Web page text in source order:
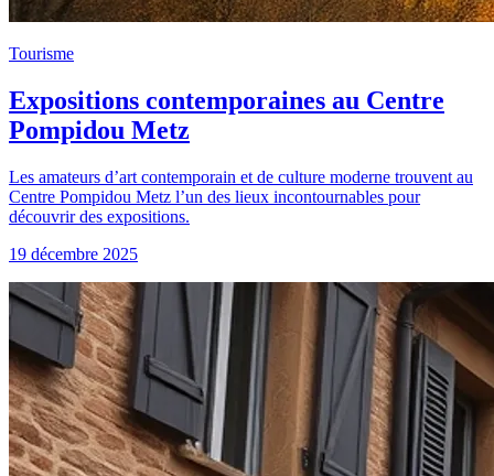
Tourisme
Expositions contemporaines au Centre
Pompidou Metz
Les amateurs d’art contemporain et de culture moderne trouvent au
Centre Pompidou Metz l’un des lieux incontournables pour
découvrir des expositions.
19 décembre 2025